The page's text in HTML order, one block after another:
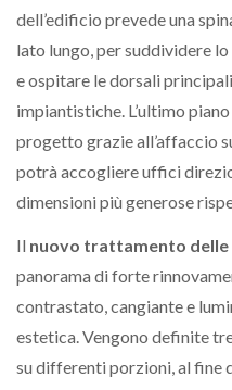
dell’edificio prevede una
lato lungo, per suddividere
e ospitare le dorsali
impiantistiche. L’ultimo
progetto grazie all’affaccio
potrà accogliere uffici
dimensioni più generose
Il nuovo trattamento
panorama di forte
contrastato, cangiante e
estetica. Vengono definite
su differenti porzioni, al fine